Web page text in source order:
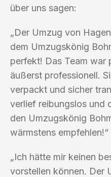
über uns sagen:
„Der Umzug von
dem Umzugskönig
perfekt! Das Team war
äußerst professionell.
verpackt und sicher
verlief reibungslos und
den Umzugskönig
wärmstens empfehlen!“
„Ich hätte mir keinen
vorstellen können. Der